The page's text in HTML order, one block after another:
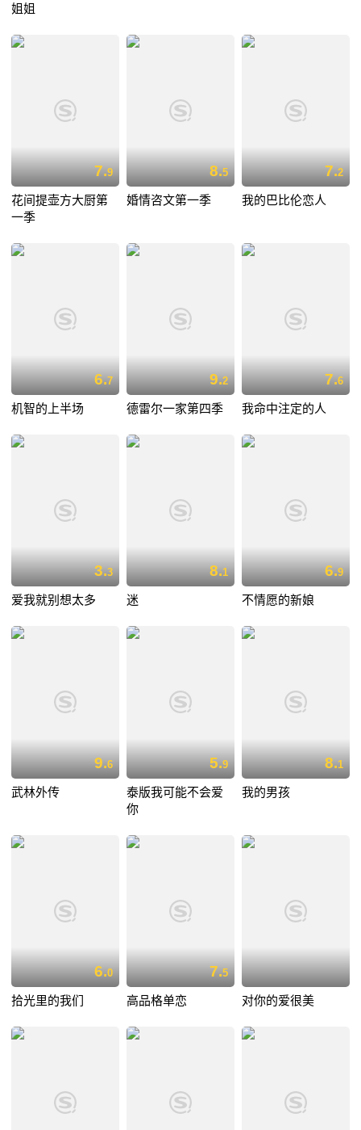
姐姐
7.9
花间提壶方大厨第
一季
8.5
婚情咨文第一季
7.2
我的巴比伦恋人
6.7
机智的上半场
9.2
德雷尔一家第四季
7.6
我命中注定的人
3.3
爱我就别想太多
8.1
迷
6.9
不情愿的新娘
9.6
武林外传
5.9
泰版我可能不会爱
你
8.1
我的男孩
6.0
拾光里的我们
7.5
高品格单恋 对你的爱很美